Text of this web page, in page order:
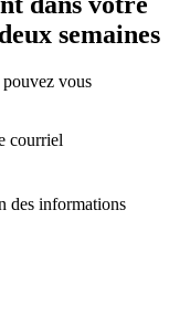
semaines
pouvez vous
courriel
des informations